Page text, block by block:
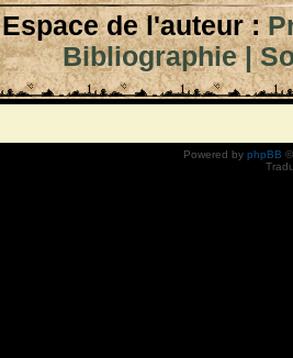
Espace de l'auteur :
Bibliographie|
Powered by phpBB